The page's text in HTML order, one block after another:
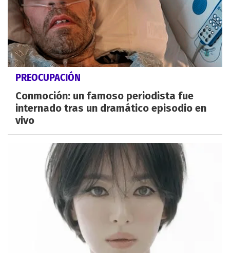
PREOCUPACIÓN
Conmoción: un famoso periodista fue
internado tras un dramático episodio en
vivo